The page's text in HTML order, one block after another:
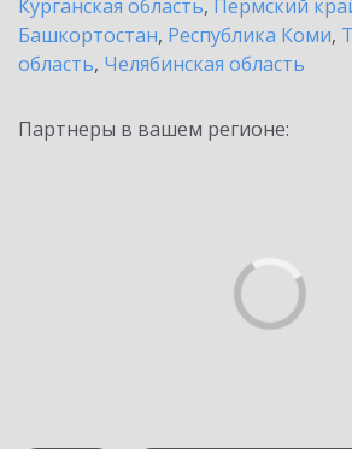
Курганская область, Пермский
Башкортостан, Республика Коми,
область, Челябинская область
Партнеры в вашем регионе: